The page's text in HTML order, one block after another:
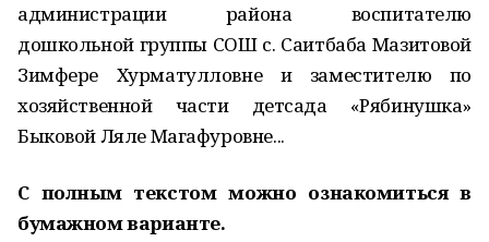
администрации района воспитателю
дошкольной группы СОШ с. Саитбаба Мазитовой
Зимфере Хурматулловне и заместителю по
хозяйственной части детсада «Рябинушка»
Быковой Ляле Магафуровне...
С полным текстом можно ознакомиться в
бумажном варианте.